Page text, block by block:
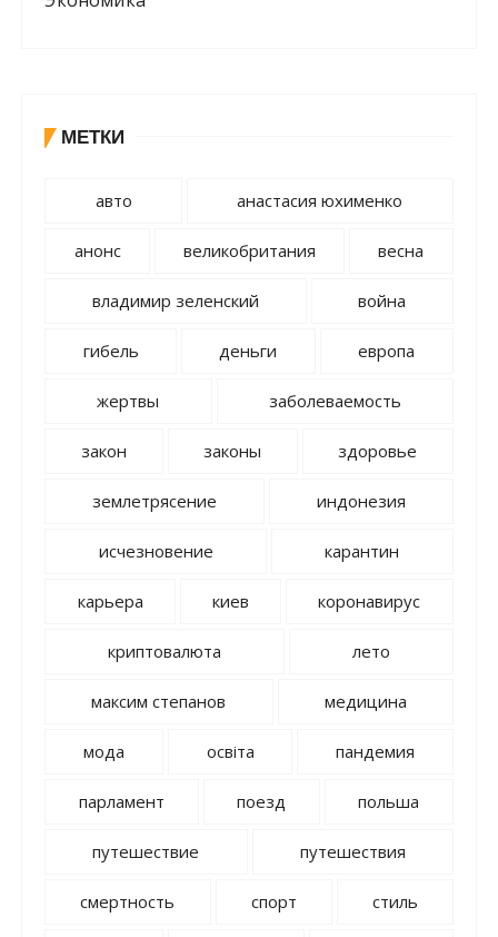
МЕТКИ
авто анастасия юхименко
анонс великобритания весна
владимир зеленский война
гибель деньги европа
жертвы заболеваемость
закон законы здоровье
землетрясение индонезия
исчезновение карантин
карьера киев коронавирус
криптовалюта лето
максим степанов медицина
мода освіта пандемия
парламент поезд польша
путешествие путешествия
смертность спорт стиль